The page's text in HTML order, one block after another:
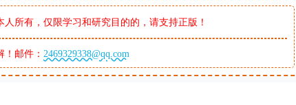
所有，仅限学习和研究目的的，请支持正版！
邮件： 2469329338@qq.com